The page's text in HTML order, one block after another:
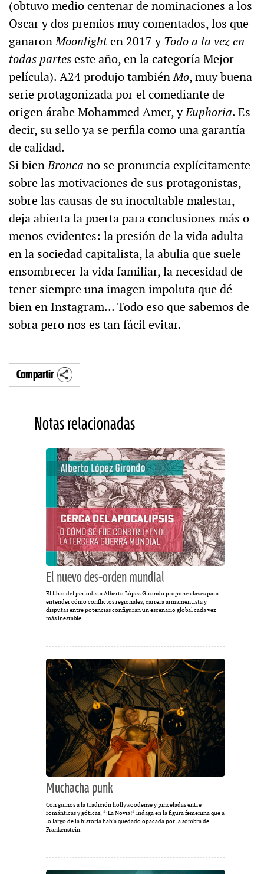
(obtuvo medio centenar de nominaciones a los
Oscar y dos premios muy comentados, los que
ganaronMoonlighten 2017 yTodo a la vez en
todas parteseste año, en la categoría Mejor
película). A24 produjo tambiénMo, muy buena
serie protagonizada por el comediante de
origen árabe Mohammed Amer, yEuphoria. Es
decir, su sello ya se perfila como una garantía
de calidad.
Si bienBronca no se pronuncia explícitamente
sobre las motivaciones de sus protagonistas,
sobre las causas de su inocultable malestar,
deja abierta la puerta para conclusiones más o
menos evidentes: la presión de la vida adulta
en la sociedad capitalista, la abulia que suele
ensombrecer la vida familiar, la necesidad de
tener siempre una imagen impoluta que dé
bien en Instagram… Todo eso que sabemos de
sobra pero nos es tan fácil evitar.
Compartir
Notas relacionadas
El nuevo des-orden mundial
El libro del periodista Alberto López Girondo propone claves para
entender cómo conflictos regionales, carrera armamentista y
disputas entre potencias configuran un escenario global cada vez
más inestable.
Muchacha punk
Con guiños a la tradición hollywoodense y pinceladas entre
románticas y góticas, *¡La Novia!* indaga en la figura femenina que a
lo largo de la historia había quedado opacada por la sombra de
Frankenstein.